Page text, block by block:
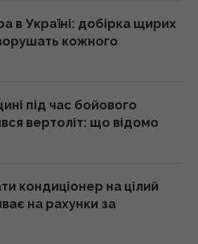
дорожча за дротову
купила найбільше
17 Promotions
Київстар ТБ
в Україні: добірка щирих
кожного
під час бойового
вертоліт: що відомо
кондиціонер на цілий
на рахунки за